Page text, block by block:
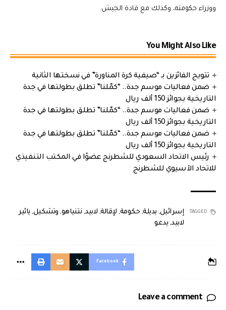
ووزراء حكومته، وكذلك مع قادة الجيش.
You Might Also Like
تتويج الفائزين بـ “صيفية كرة المناورة” في نسختها الثانية
ضمن فعاليات موسم جدة.. “كمّلنا” تطلق بطولتها في جدة
التاريخية بجوائز 150 ألف ريال
ضمن فعاليات موسم جدة.. “كمّلنا” تطلق بطولتها في جدة
التاريخية بجوائز 150 ألف ريال
ضمن فعاليات موسم جدة.. “كمّلنا” تطلق بطولتها في جدة
التاريخية بجوائز 150 ألف ريال
رئيس الاتحاد السعودي للشطرنج عضوًا في المكتب التنفيذي
للاتحاد الآسيوي للشطرنج
TAGGED: إسرائيل, بديلة, حكومة, لإقالة, لابيد, نتنياهو, وتشكيل, يائير
لابيد, يدعو
Facebook
Leave a comment